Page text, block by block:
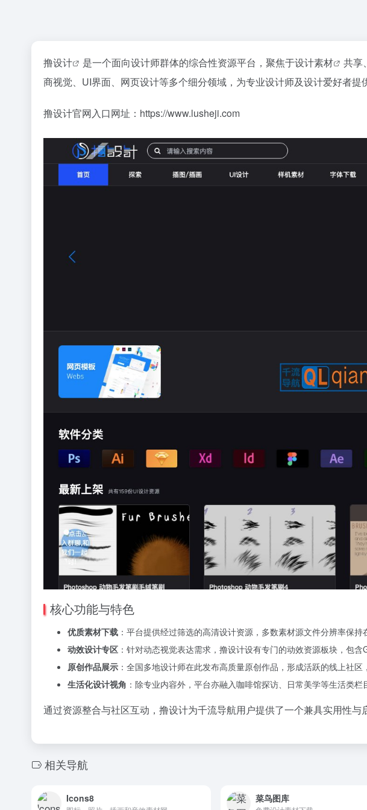
撸设计 是一个面向设计师群体的综合性资源平台，聚焦于设计素材
共享
商视觉、UI界面、网页设计等多个细分领域，为专业设计师及设计爱好者提
撸设计官网入口网址：https://www.lusheji.com
核心功能与特色
优质素材下载 ：平台提供经过筛选的高清设计资源，多数素材源文件分辨率保
动效设计专区 ：针对动态视觉表达需求，撸设计设有专门的动效资源板块，包
原创作品展示 ：全国多地设计师在此发布高质量原创作品，形成活跃的线上社区
生活化设计视角 ：除专业内容外，平台亦融入咖啡馆探访、日常美学等生活类
通过资源整合与社区互动，撸设计为千流导航用户提供了一个兼具实用性
相关导航
Icons8 菜鸟图库